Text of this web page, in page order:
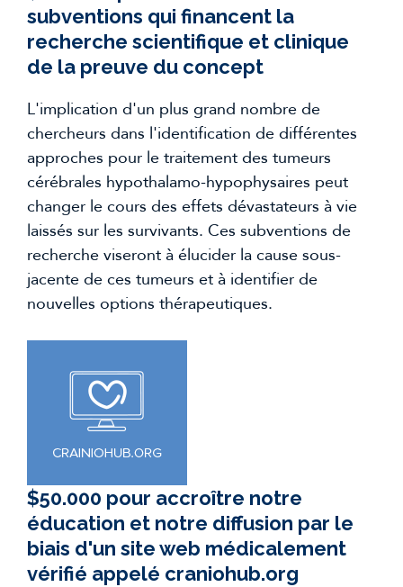
subventions qui financent la
recherche scientifique et clinique
de la preuve du concept
L'implication d'un plus grand nombre de
chercheurs dans l'identification de différentes
approches pour le traitement des tumeurs
cérébrales hypothalamo-hypophysaires peut
changer le cours des effets dévastateurs à vie
laissés sur les survivants. Ces subventions de
recherche viseront à élucider la cause sous-
jacente de ces tumeurs et à identifier de
nouvelles options thérapeutiques.
$50.000 pour accroître notre
éducation et notre diffusion par le
biais d'un site web médicalement
vérifié appelé craniohub.org